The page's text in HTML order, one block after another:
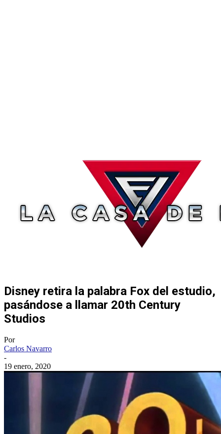
Disney retira la palabra Fox del estudio,
pasándose a llamar 20th Century
Studios
Por
Carlos Navarro
-
19 enero, 2020